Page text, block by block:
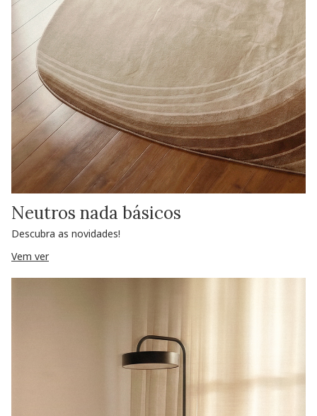
Neutros nada básicos
Descubra as novidades!
Vem ver